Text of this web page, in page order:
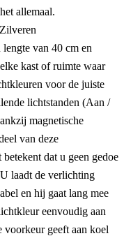
allemaal.
van 40 cm en
kast of ruimte waar
voor de juiste
lichtstanden (Aan /
magnetische
van deze
dat u geen gedoe
laadt de verlichting
en hij gaat lang mee
eenvoudig aan
geeft aan koel